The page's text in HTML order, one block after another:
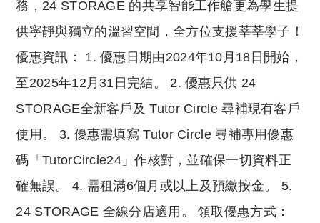
務，24 STORAGE 的共享智能工作艙更為學生提
供寧靜與獨立的溫習空間，全方位支援莘莘學子！
優惠資訊： 1. 優惠日期由2024年10月18日開始，
至2025年12月31日完結。 2. 優惠只供 24
STORAGE全新客戶及 Tutor Circle 尋補現有客戶
使用。 3. 優惠需填寫 Tutor Circle 尋補專用優惠
碼「TutorCircle24」作核對，並確保一切資料正
確無誤。 4. 需租滿6個月或以上及預繳按金。 5.
24 STORAGE 全線分店適用。 領取優惠方式：